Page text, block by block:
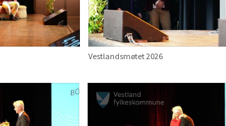
Vestlandsmøtet 2026